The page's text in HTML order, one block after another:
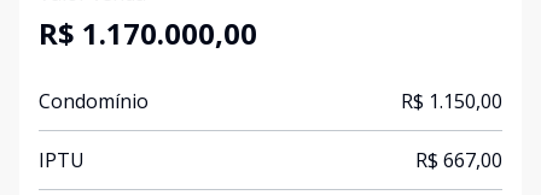
R$ 1.170.000,00
Condomínio R$ 1.150,00
IPTU R$ 667,00